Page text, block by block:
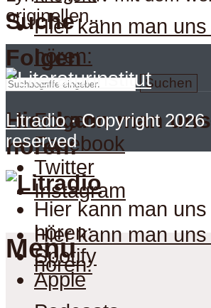
Suche
Suchen
Hier kann man
hören:
Hier kann man
hören:
Hier kann man
hören:
Spotify
Apple
Folgen
Folgen
Facebook
Twitter
Instagram
Hier kann man
hören:
originellen...
Litradio· Copyright 2026
reserved
Menu